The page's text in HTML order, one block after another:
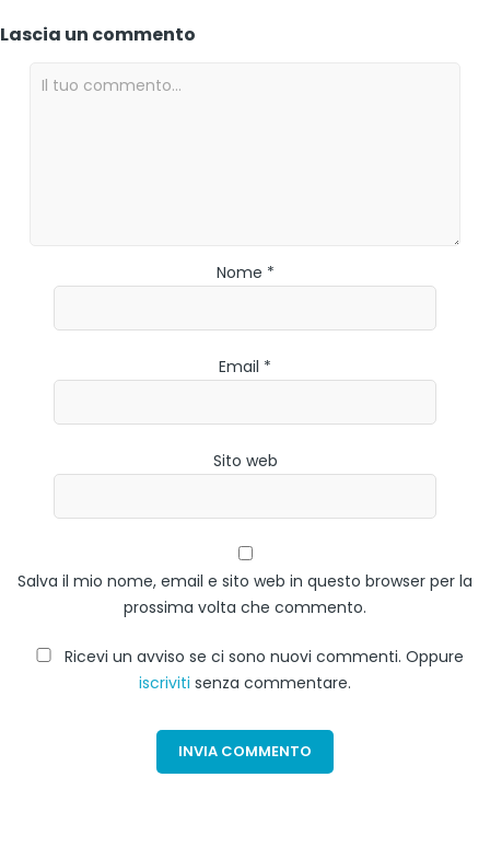
Lascia un commento
Nome *
Email *
Sito web
Salva il mio nome, email e sito web in questo browser per la
prossima volta che commento.
Ricevi un avviso se ci sono nuovi commenti. Oppure
iscriviti senza commentare.